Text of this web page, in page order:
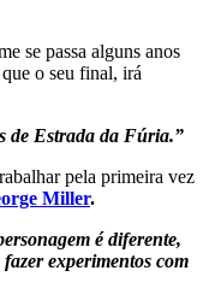
se passa alguns anos
o seu final, irá
de Estrada da Fúria.”
pela primeira vez
Miller.
é diferente,
experimentos com